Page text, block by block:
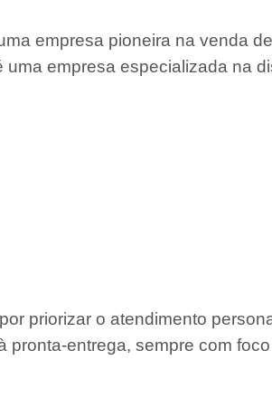
empresa pioneira na venda
empresa especializada na
priorizar o atendimento
entrega, sempre com